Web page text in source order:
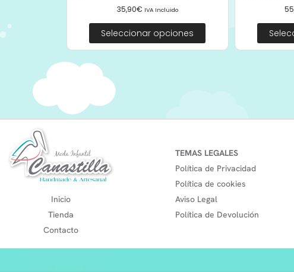
35,90€ IVA Incluido
Seleccionar opciones
Inicio
Tienda
Contacto
TEMAS LEGALES
Política de Privacidad
Política de cookies
Aviso Legal
Política de Devolución